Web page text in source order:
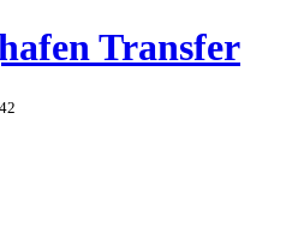
Transfer